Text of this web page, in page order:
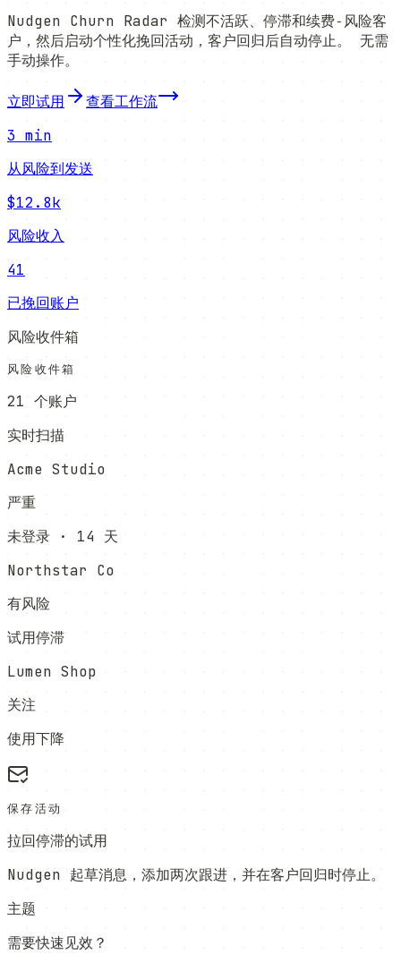
Nudgen Churn Radar 检测不活跃、停滞和续费‑风险客
户，然后启动个性化挽回活动，客户回归后自动停止。
无需
手动操作。
立即试用
查看工作流
3 min
从风险到发送
$12.8k
风险收入
41
已挽回账户
风险收件箱
风险收件箱
21 个账户
实时扫描
Acme Studio
严重
未登录 · 14 天
Northstar Co
有风险
试用停滞
Lumen Shop
关注
使用下降
保存活动
拉回停滞的试用
Nudgen 起草消息，添加两次跟进，并在客户回归时停止。
主题
需要快速见效？